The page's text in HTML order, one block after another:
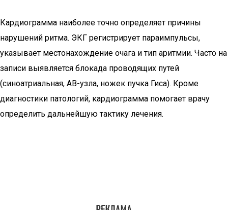
Кардиограмма наиболее точно определяет причины
нарушений ритма. ЭКГ регистрирует параимпульсы,
указывает местонахождение очага и тип аритмии. Часто на
записи выявляется блокада проводящих путей
(синоатриальная, АВ-узла, ножек пучка Гиса). Кроме
диагностики патологий, кардиограмма помогает врачу
определить дальнейшую тактику лечения.